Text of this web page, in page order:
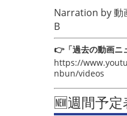
Narration by動
B
👉「過去の動画ニ
https://
nbun/videos
🆕週間予定